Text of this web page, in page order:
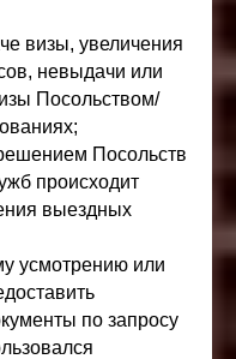
визы, увеличения
невыдачи или
Посольством/
Посольств
происходит
выездных
усмотрению или
по запросу